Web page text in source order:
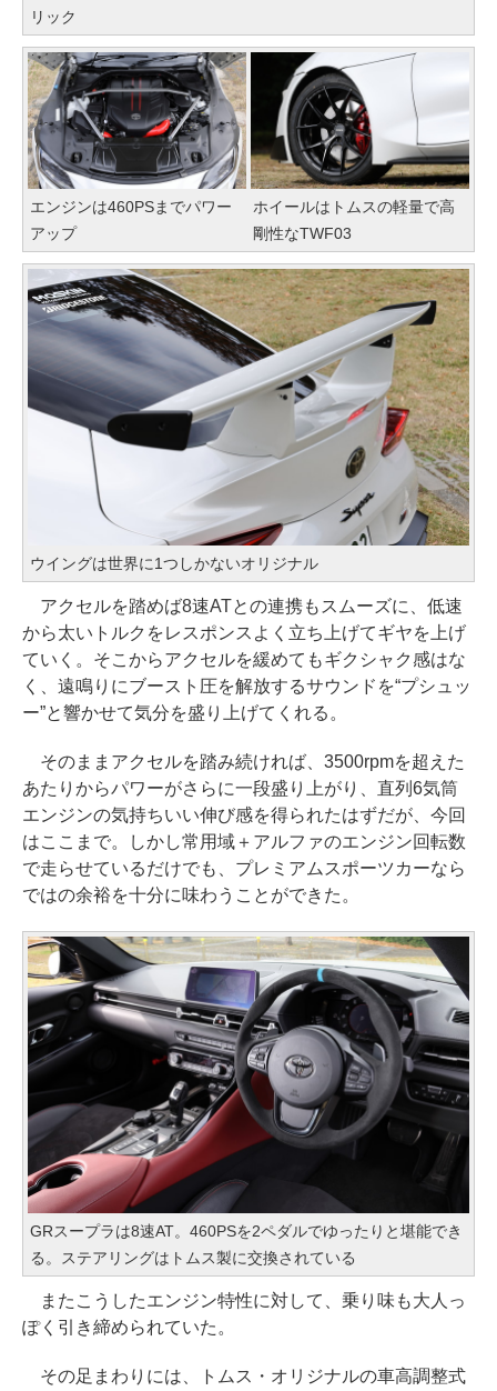
リック
エンジンは460PSまでパワー
アップ
ホイールはトムスの軽量で高
剛性なTWF03
ウイングは世界に1つしかないオリジナル
アクセルを踏めば8速ATとの連携もスムーズに、低速
から太いトルクをレスポンスよく立ち上げてギヤを上げ
ていく。そこからアクセルを緩めてもギクシャク感はな
く、遠鳴りにブースト圧を解放するサウンドを“プシュッ
ー”と響かせて気分を盛り上げてくれる。
そのままアクセルを踏み続ければ、3500rpmを超えた
あたりからパワーがさらに一段盛り上がり、直列6気筒
エンジンの気持ちいい伸び感を得られたはずだが、今回
はここまで。しかし常用域＋アルファのエンジン回転数
で走らせているだけでも、プレミアムスポーツカーなら
ではの余裕を十分に味わうことができた。
GRスープラは8速AT。460PSを2ペダルでゆったりと堪能でき
る。ステアリングはトムス製に交換されている
またこうしたエンジン特性に対して、乗り味も大人っ
ぽく引き締められていた。
その足まわりには、トムス・オリジナルの車高調整式